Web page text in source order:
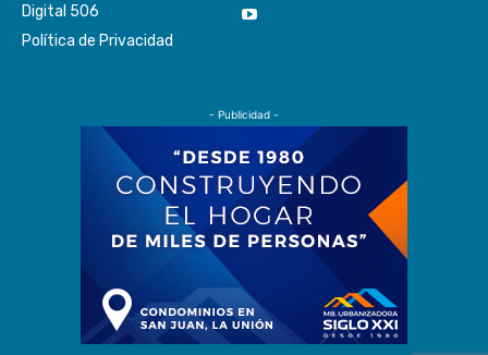
Digital 506
Política de Privacidad
- Publicidad -